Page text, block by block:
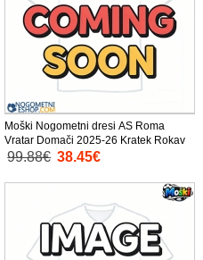
Moški Nogometni dresi AS Roma
Vratar Domači 2025-26 Kratek Rokav
99.88€ 38.45€